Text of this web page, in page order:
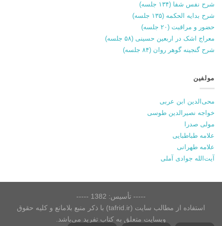
شرح نفس شفا (۱۳۴ جلسه)
شرح بدایه الحکمه (۱۳۵ جلسه)
حضور و مراقبت (۲۰ جلسه)
معراج اشک در اربعین حسینی (۵۸ جلسه)
شرح گنجینه گوهر روان (۸۴ جلسه)
مولفین
محی‌الدین ابن عربی
خواجه نصیرالدین طوسی
مولی صدرا
علامه طباطبایی
علامه طهرانی
آیت‌الله جوادی آملی
----- تأسیس: 1382 -----
استفاده از مطالب سایت (tafrid.ir) با ذکر منبع بلامانع و کلیه حقوق
وبسایت متعلق به کتاب تفرید می‌باشد.